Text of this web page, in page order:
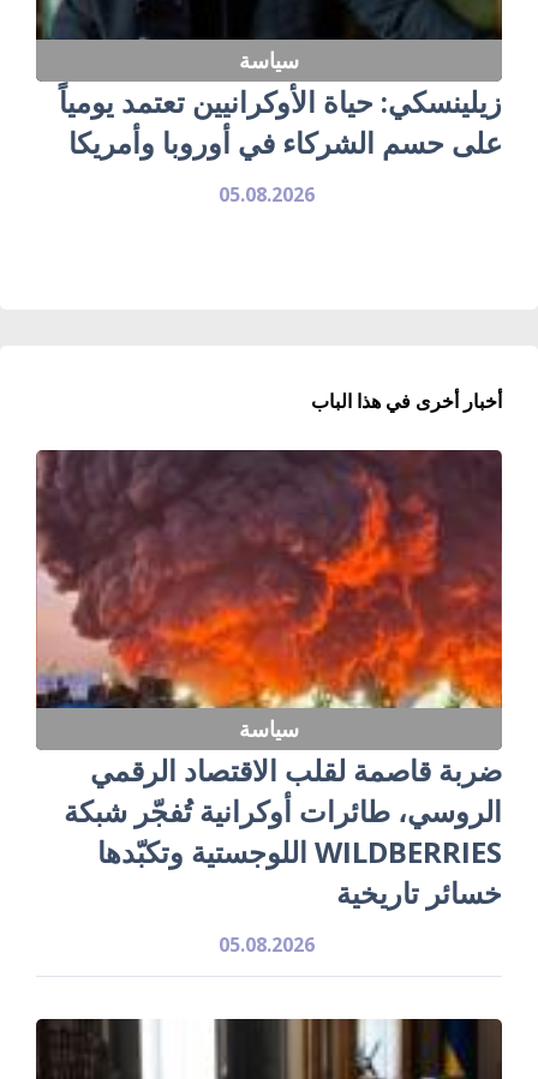
سياسة
زيلينسكي: حياة الأوكرانيين تعتمد يومياً
على حسم الشركاء في أوروبا وأمريكا
05.08.2026
أخبار أخرى في هذا الباب
سياسة
ضربة قاصمة لقلب الاقتصاد الرقمي
الروسي، طائرات أوكرانية تُفجّر شبكة
WILDBERRIES اللوجستية وتكبّدها
خسائر تاريخية
05.08.2026